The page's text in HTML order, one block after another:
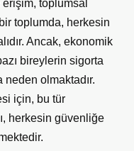
toplumsal
toplumda, herkesin
Ancak, ekonomik
bireylerin sigorta
olmaktadır.
için, bu tür
herkesin güvenliğe